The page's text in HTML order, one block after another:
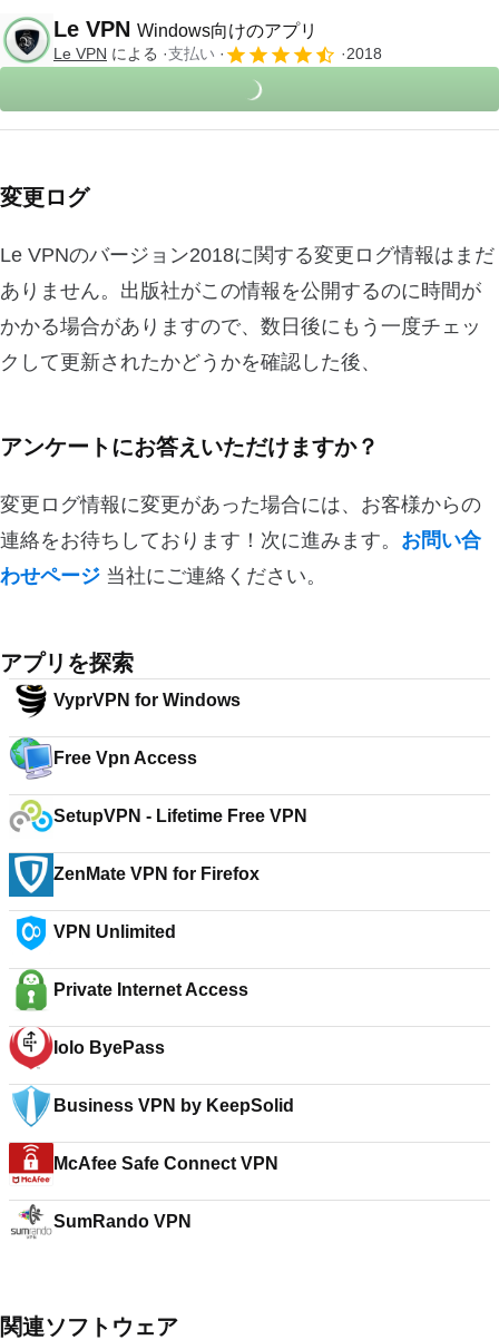
Le VPN Windows向けのアプリ
Le VPN による 支払い 2018
変更ログ
Le VPNのバージョン2018に関する変更ログ情報はまだ
ありません。出版社がこの情報を公開するのに時間が
かかる場合がありますので、数日後にもう一度チェッ
クして更新されたかどうかを確認した後、
アンケートにお答えいただけますか？
変更ログ情報に変更があった場合には、お客様からの
連絡をお待ちしております！次に進みます。 お問い合
わせページ 当社にご連絡ください。
アプリを探索
VyprVPN for Windows
Free Vpn Access
SetupVPN - Lifetime Free VPN
ZenMate VPN for Firefox
VPN Unlimited
Private Internet Access
Iolo ByePass
Business VPN by KeepSolid
McAfee Safe Connect VPN
SumRando VPN
関連ソフトウェア